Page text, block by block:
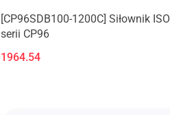
[CP96SDB100-1200C] Siłownik ISO
serii CP96
1964.54